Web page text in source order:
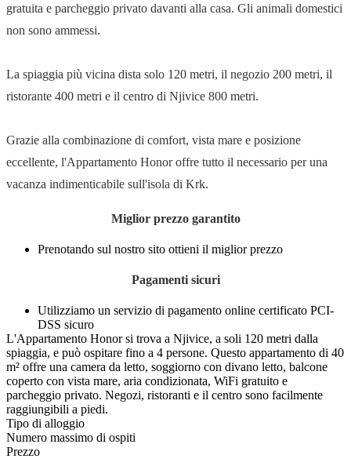
gratuita e parcheggio privato davanti alla casa. Gli animali domestici
non sono ammessi.
La spiaggia più vicina dista solo 120 metri, il negozio 200 metri, il
ristorante 400 metri e il centro di Njivice 800 metri.
Grazie alla combinazione di comfort, vista mare e posizione
eccellente, l'Appartamento Honor offre tutto il necessario per una
vacanza indimenticabile sull'isola di Krk.
Miglior prezzo garantito
Prenotando sul nostro sito ottieni il miglior prezzo
Pagamenti sicuri
Utilizziamo un servizio di pagamento online certificato PCI-
DSS sicuro
L'Appartamento Honor si trova a Njivice, a soli 120 metri dalla
spiaggia, e può ospitare fino a 4 persone. Questo appartamento di 40
m² offre una camera da letto, soggiorno con divano letto, balcone
coperto con vista mare, aria condizionata, WiFi gratuito e
parcheggio privato. Negozi, ristoranti e il centro sono facilmente
raggiungibili a piedi.
Tipo di alloggio
Numero massimo di ospiti
Prezzo